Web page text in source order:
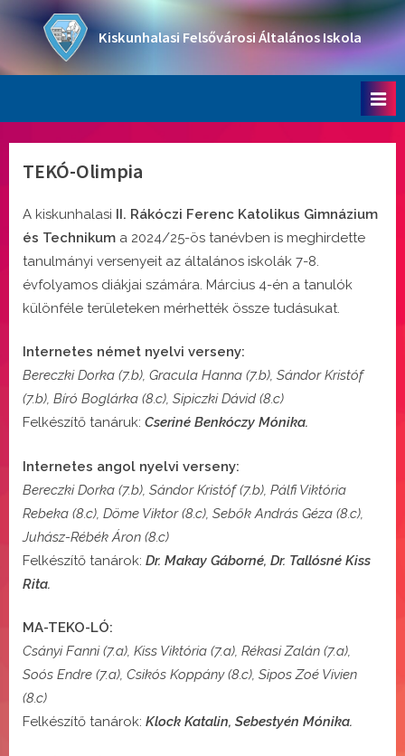
content
Kiskunhalasi Felsővárosi Általános Iskola
TEKÓ-Olimpia
A kiskunhalasi II. Rákóczi Ferenc Katolikus Gimnázium
és Technikum a 2024/25-ös tanévben is meghirdette
tanulmányi versenyeit az általános iskolák 7-8.
évfolyamos diákjai számára. Március 4-én a tanulók
különféle területeken mérhették össze tudásukat.
Internetes német nyelvi verseny:
Bereczki Dorka (7.b), Gracula Hanna (7.b), Sándor Kristóf
(7.b), Bíró Boglárka (8.c), Sipiczki Dávid (8.c)
Felkészítő tanáruk: Cseriné Benkóczy Mónika.
Internetes angol nyelvi verseny:
Bereczki Dorka (7.b), Sándor Kristóf (7.b), Pálfi Viktória
Rebeka (8.c), Döme Viktor (8.c), Sebők András Géza (8.c),
Juhász-Rébék Áron (8.c)
Felkészítő tanárok: Dr. Makay Gáborné, Dr. Tallósné Kiss
Rita.
MA-TEKO-LÓ:
Csányi Fanni (7.a), Kiss Viktória (7.a), Rékasi Zalán (7.a),
Soós Endre (7.a), Csikós Koppány (8.c), Sipos Zoé Vivien
(8.c)
Felkészítő tanárok: Klock Katalin, Sebestyén Mónika.